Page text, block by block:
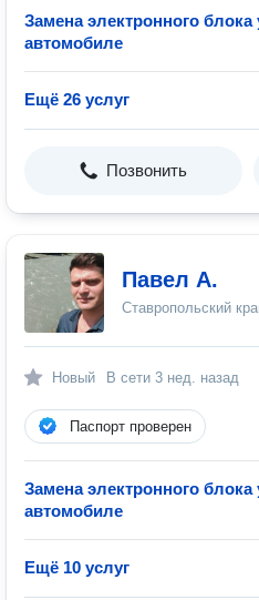
Замена электронного
автомобиле
Ещё 26 услуг
Позвонить
Павел А.
Ставропольский
Новый В сети 3 нед. назад
Паспорт проверен
Замена электронного
автомобиле
Ещё 10 услуг